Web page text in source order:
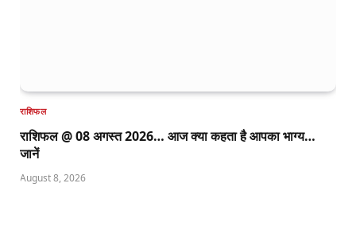
राशिफल
राशिफल @ 08 अगस्त 2026… आज क्या कहता है आपका भाग्य…
जानें
August 8, 2026